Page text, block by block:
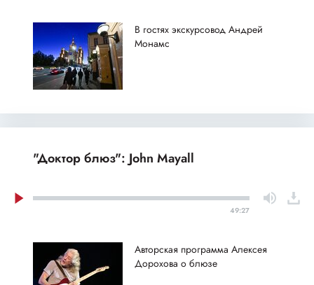
В гостях экскурсовод Андрей
Монамс
"Доктор блюз": John Mayall
49:27
Авторская программа Алексея
Дорохова о блюзе